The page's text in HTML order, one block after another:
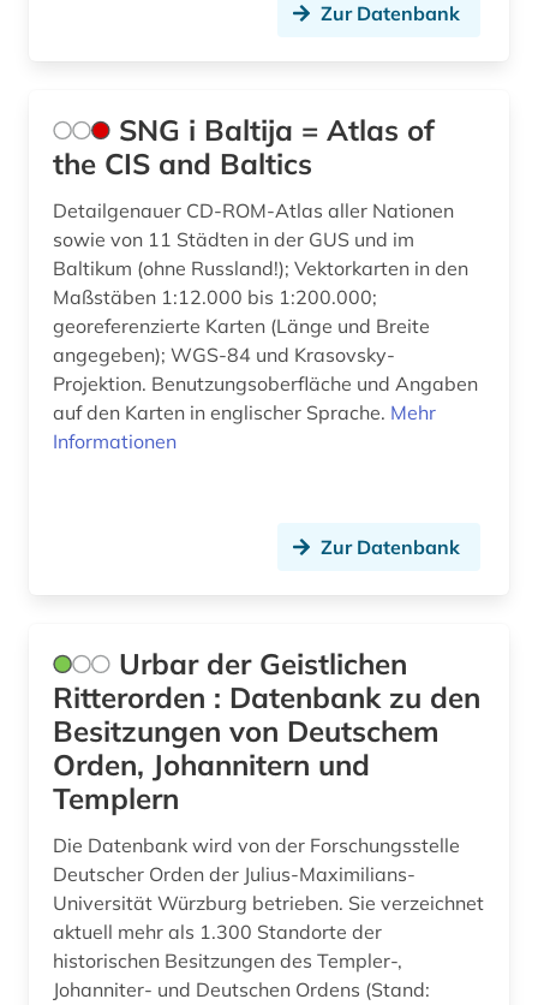
Zur Datenbank
SNG i Baltija = Atlas of
the CIS and Baltics
Detailgenauer CD-ROM-Atlas aller Nationen
sowie von 11 Städten in der GUS und im
Baltikum (ohne Russland!); Vektorkarten in den
Maßstäben 1:12.000 bis 1:200.000;
georeferenzierte Karten (Länge und Breite
angegeben); WGS-84 und Krasovsky-
Projektion. Benutzungsoberfläche und Angaben
auf den Karten in englischer Sprache. Mehr
Informationen
Zur Datenbank
Urbar der Geistlichen
Ritterorden : Datenbank zu den
Besitzungen von Deutschem
Orden, Johannitern und
Templern
Die Datenbank wird von der Forschungsstelle
Deutscher Orden der Julius-Maximilians-
Universität Würzburg betrieben. Sie verzeichnet
aktuell mehr als 1.300 Standorte der
historischen Besitzungen des Templer-,
Johanniter- und Deutschen Ordens (Stand: